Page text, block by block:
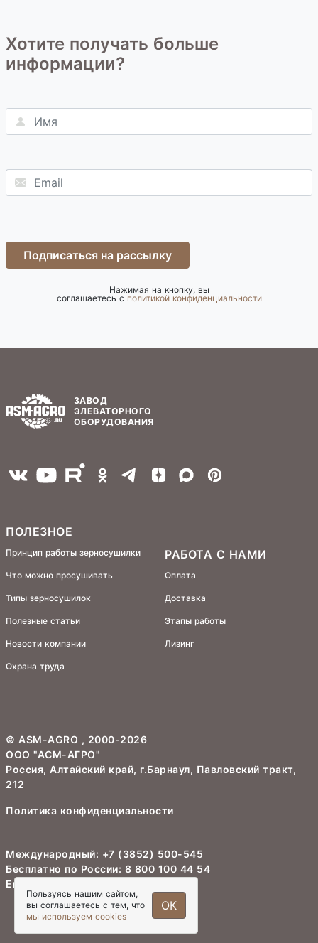
Хотите получать больше
информации?
Подписаться на рассылку
Нажимая на кнопку, вы
соглашаетесь с политикой конфиденциальности
ЗАВОД
ЭЛЕВАТОРНОГО
ОБОРУДОВАНИЯ
ПОЛЕЗНОЕ
Принцип работы зерносушилки
Что можно просушивать
Типы зерносушилок
Полезные статьи
Новости компании
Охрана труда
РАБОТА С НАМИ
Оплата
Доставка
Этапы работы
Лизинг
© ASM-AGRO , 2000-2026
ООО "АСМ-АГРО"
Россия, Алтайский край, г.Барнаул, Павловский тракт,
212
Политика конфиденциальности
Международный: +7 (3852) 500-545
Бесплатно по России: 8 800 100 44 54
Email:
Пользуясь нашим сайтом,
вы соглашаетесь с тем, что
мы используем cookies
ОК